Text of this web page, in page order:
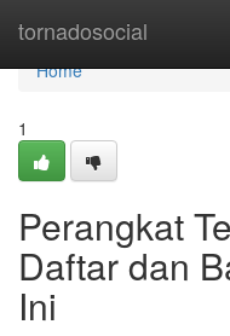
tornadosocial
Home
Home
1
Perangkat
Daftar dan
Ini